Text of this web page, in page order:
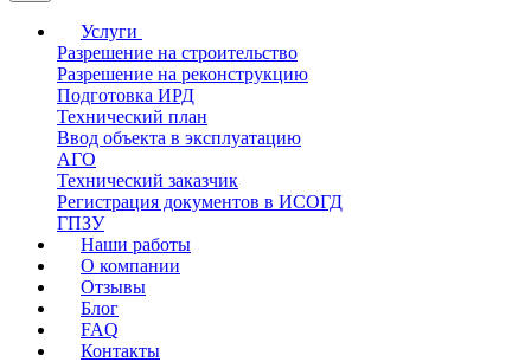
Услуги
Разрешение на строительство
Разрешение на реконструкцию
Подготовка ИРД
Технический план
Ввод объекта в эксплуатацию
АГО
Технический заказчик
Регистрация документов в ИСОГД
ГПЗУ
Наши работы
О компании
Отзывы
Блог
FAQ
Контакты